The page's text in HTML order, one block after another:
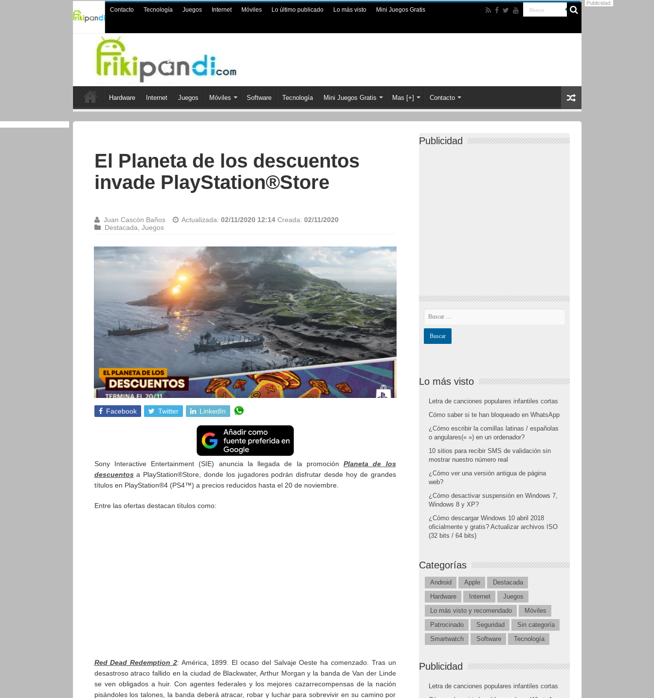
Contacto Tecnología Juegos Internet Móviles Lo último publicado Lo más visto Mini Juegos Gratis
Hardware Internet Juegos Móviles Software Tecnología Mini Juegos Gratis Mas [+] Contacto
El Planeta de los descuentos
invade PlayStation®Store
Juan Cascón Baños Actualizada: 02/11/2020 12:14 Creada: 02/11/2020
Destacada Juegos
Facebook Twitter LinkedIn
Sony Interactive Entertainment (SIE) anuncia la llegada de la promoción Planeta de los
descuentosa PlayStation®Store, donde los jugadores podrán disfrutar desde hoy de grandes
títulos en PlayStation®4 (PS4™) a precios reducidos hasta el 20 de noviembre.
Entre las ofertas destacan títulos como:
Red Dead Redemption 2: América, 1899. El ocaso del Salvaje Oeste ha comenzado. Tras un
desastroso atraco fallido en la ciudad de Blackwater, Arthur Morgan y la banda de Van der Linde
se ven obligados a huir. Con agentes federales y los mejores cazarrecompensas de la nación
pisándoles los talones, la banda deberá atracar, robar y luchar para sobrevivir en su camino por
Publicidad
Lo más visto
Letra de canciones populares infantiles cortas
Cómo saber si te han bloqueado en WhatsApp
¿Cómo escribir la comillas latinas / españolas
o angulares(« ») en un ordenador?
10 sitios para recibir SMS de validación sin
mostrar nuestro número real
¿Cómo ver una versión antigua de página
web?
¿Cómo desactivar suspensión en Windows 7,
Windows 8 y XP?
¿Cómo descargar Windows 10 abril 2018
oficialmente y gratis? Actualizar archivos ISO
(32 bits / 64 bits)
Categorías
Android Apple
Destacada
Hardware
Internet
Juegos
Lo más visto y recomendado
Móviles
Patrocinado
Seguridad
Sin categoría
Smartwatch
Software Tecnología
Publicidad
Letra de canciones populares infantiles cortas
Publicidad: